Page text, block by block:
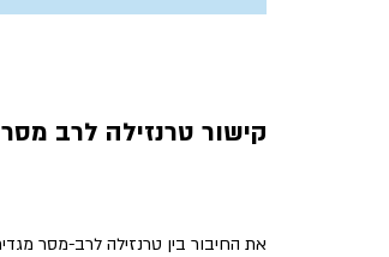
קישור טרנזילה לרב מסר